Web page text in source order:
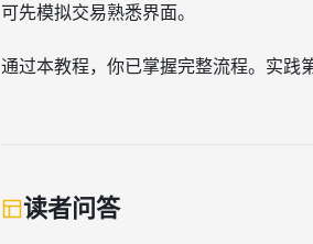
可先模拟交易熟悉界面。
通过本教程，你已掌握完整流程。实践
读者问答